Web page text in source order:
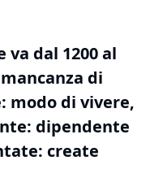
va dal 1200 al
di
modo di vivere,
dipendente
create